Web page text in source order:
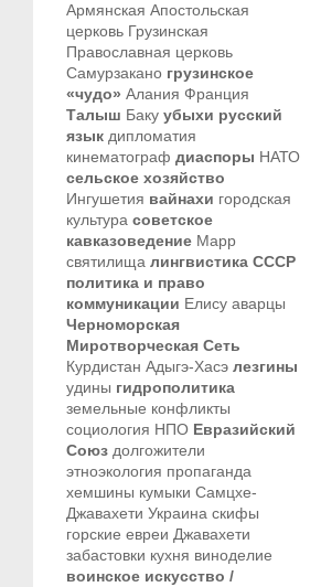
Армянская Апостольская
церковь Грузинская
Православная церковь
Самурзакано грузинское
«чудо» Алания Франция
Талыш Баку убыхи русский
язык дипломатия
кинематограф диаспоры НАТО
сельское хозяйство
Ингушетия вайнахи городская
культура советское
кавказоведение Марр
святилища лингвистика СССР
политика и право
коммуникации Елису аварцы
Черноморская
Миротворческая Сеть
Курдистан Адыгэ-Хасэ лезгины
удины гидрополитика
земельные конфликты
социология НПО Евразийский
Союз долгожители
этноэкология пропаганда
хемшины кумыки Самцхе-
Джавахети Украина скифы
горские евреи Джавахети
забастовки кухня виноделие
воинское искусство /